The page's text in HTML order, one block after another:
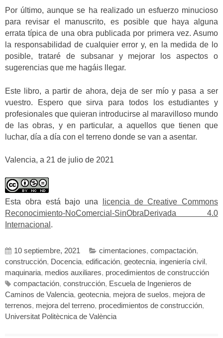
Por último, aunque se ha realizado un esfuerzo minucioso
para revisar el manuscrito, es posible que haya alguna
errata típica de una obra publicada por primera vez. Asumo
la responsabilidad de cualquier error y, en la medida de lo
posible, trataré de subsanar y mejorar los aspectos o
sugerencias que me hagáis llegar.
Este libro, a partir de ahora, deja de ser mío y pasa a ser
vuestro. Espero que sirva para todos los estudiantes y
profesionales que quieran introducirse al maravilloso mundo
de las obras, y en particular, a aquellos que tienen que
luchar, día a día con el terreno donde se van a asentar.
Valencia, a 21 de julio de 2021
Esta obra está bajo una
licencia de Creative Commons
Reconocimiento-NoComercial-SinObraDerivada 4.0
Internacional .
10 septiembre, 2021 cimentaciones, compactación,
construcción, Docencia, edificación, geotecnia, ingeniería civil ,
maquinaria, medios auxiliares, procedimientos de construcción
compactación, construcción, Escuela de Ingenieros de
Caminos de Valencia, geotecnia, mejora de suelos, mejora de
terrenos, mejora del terreno, procedimientos de construcción,
Universitat Politècnica de València